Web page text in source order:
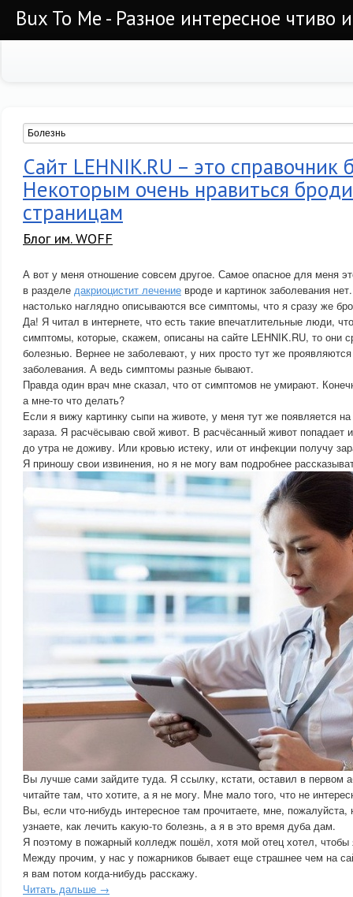
Bux To Me - Разное интересное чтиво
Сайт LEHNIK.RU – это справочник
Некоторым очень нравиться
страницам
Блог им. WOFF
А вот у меня отношение совсем другое. Самое опасное для меня
в разделе дакриоцистит лечение вроде и картинок заболевания
настолько наглядно описываются все симптомы, что я сразу же
Да! Я читал в интернете, что есть такие впечатлительные люди,
симптомы, которые, скажем, описаны на сайте LEHNIK.RU, то они
болезнью. Вернее не заболевают, у них просто тут же
заболевания. А ведь симптомы разные бывают.
Правда один врач мне сказал, что от симптомов не умирают.
а мне-то что делать?
Если я вижу картинку сыпи на животе, у меня тут же появляется
зараза. Я расчёсываю свой живот. В расчёсанный живот попадает
до утра не доживу. Или кровью истеку, или от инфекции получу
Я приношу свои извинения, но я не могу вам подробнее
Вы лучше сами зайдите туда. Я ссылку, кстати, оставил в первом
читайте там, что хотите, а я не могу. Мне мало того, что не
Вы, если что-нибудь интересное там прочитаете, мне,
узнаете, как лечить какую-то болезнь, а я в это время дуба дам.
Я поэтому в пожарный колледж пошёл, хотя мой отец хотел, чтобы
Между прочим, у нас у пожарников бывает еще страшнее чем на
я вам потом когда-нибудь расскажу.
Читать дальше →